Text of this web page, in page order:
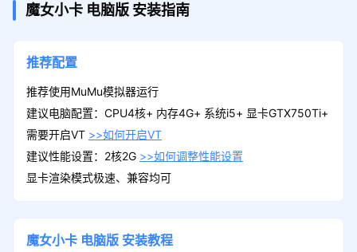
魔女小卡 电脑版 安装指南
推荐配置
推荐使用MuMu模拟器运行
建议电脑配置：CPU4核+ 内存4G+ 系统i5+ 显卡GTX750Ti+
需要开启VT >>如何开启VT
建议性能设置：2核2G >>如何调整性能设置
显卡渲染模式极速、兼容均可
魔女小卡 电脑版 安装教程